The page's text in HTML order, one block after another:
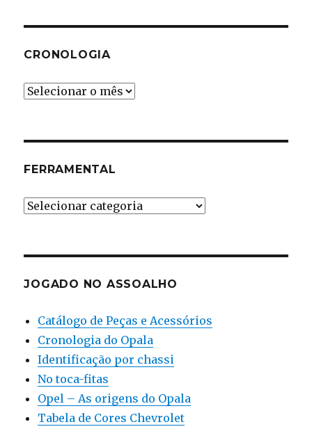
CRONOLOGIA
Cronologia
FERRAMENTAL
Ferramental
JOGADO NO ASSOALHO
Catálogo de Peças e Acessórios
Cronologia do Opala
Identificação por chassi
No toca-fitas
Opel – As origens do Opala
Tabela de Cores Chevrolet